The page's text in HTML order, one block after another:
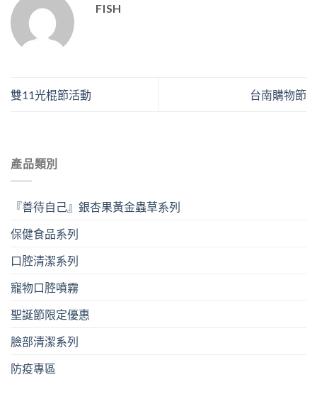
FISH
雙11光棍節活動 台南購物節
產品類別
『善待自己』銀杏果黃金蟲草系列
保健食品系列
口腔清潔系列
寵物口腔噴霧
聖誕節限定優惠
臉部清潔系列
防疫專區